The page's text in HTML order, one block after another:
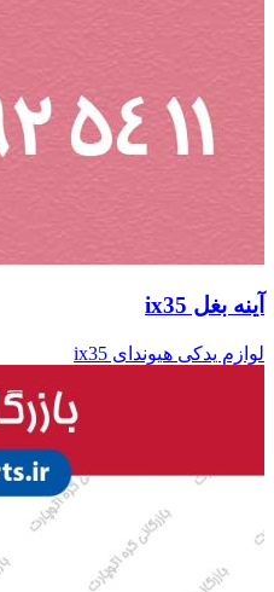
آینه بغل ix35
لوازم یدکی هیوندای ix35